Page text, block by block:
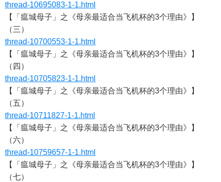
thread-10695083-1-1.html
【「瘟城母子」之《母亲最适合当飞机杯的3个理由》】
（三）
thread-10700553-1-1.html
【「瘟城母子」之《母亲最适合当飞机杯的3个理由》】
（四）
thread-10705823-1-1.html
【「瘟城母子」之《母亲最适合当飞机杯的3个理由》】
（五）
thread-10711827-1-1.html
【「瘟城母子」之《母亲最适合当飞机杯的3个理由》】
（六）
thread-10759657-1-1.html
【「瘟城母子」之《母亲最适合当飞机杯的3个理由》】
（七）